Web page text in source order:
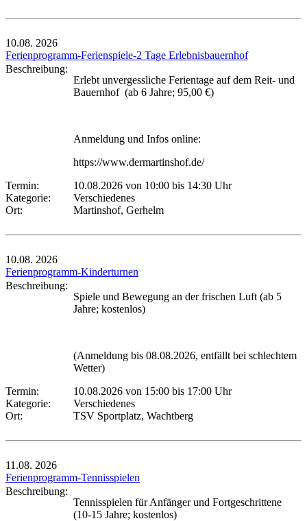
10.08. 2026
Ferienprogramm-Ferienspiele-2 Tage Erlebnisbauernhof
Beschreibung:
Erlebt unvergessliche Ferientage auf dem Reit- und
Bauernhof (ab 6 Jahre; 95,00 €)
Anmeldung und Infos online:
https://www.dermartinshof.de/
Termin:
10.08.2026 von 10:00 bis 14:30 Uhr
Kategorie:
Verschiedenes
Ort:
Martinshof, Gerhelm
10.08. 2026
Ferienprogramm-Kinderturnen
Beschreibung:
Spiele und Bewegung an der frischen Luft (ab 5
Jahre; kostenlos)
(Anmeldung bis 08.08.2026, entfällt bei schlechtem
Wetter)
Termin:
10.08.2026 von 15:00 bis 17:00 Uhr
Kategorie:
Verschiedenes
Ort:
TSV Sportplatz, Wachtberg
11.08. 2026
Ferienprogramm-Tennisspielen
Beschreibung:
Tennisspielen für Anfänger und Fortgeschrittene
(10-15 Jahre; kostenlos)